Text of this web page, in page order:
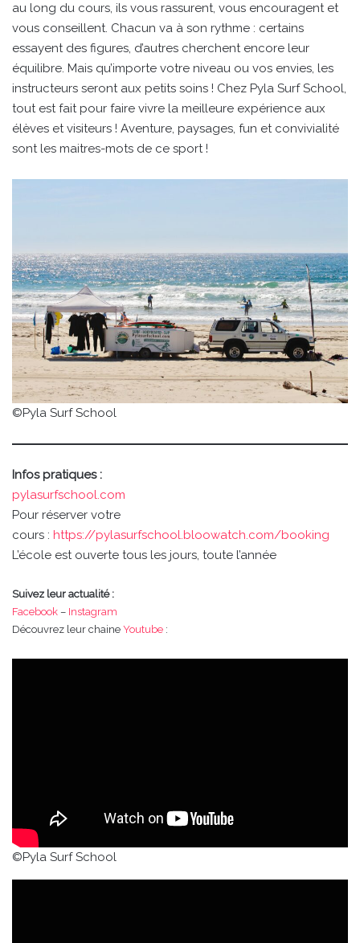
au long du cours, ils vous rassurent, vous encouragent et
vous conseillent. Chacun va à son rythme : certains
essayent des figures, d’autres cherchent encore leur
équilibre. Mais qu’importe votre niveau ou vos envies, les
instructeurs seront aux petits soins ! Chez Pyla Surf School,
tout est fait pour faire vivre la meilleure expérience aux
élèves et visiteurs ! Aventure, paysages, fun et convivialité
sont les maitres-mots de ce sport !
©Pyla Surf School
Infos pratiques :
pylasurfschool.com
Pour réserver votre
cours : https://pylasurfschool.bloowatch.com/booking
L’école est ouverte tous les jours, toute l’année
Suivez leur actualité :
Facebook – Instagram
Découvrez leur chaine Youtube :
©Pyla Surf School